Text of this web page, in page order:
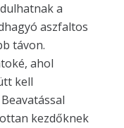
a
aszfaltos
távon.
ahol
kell
kezdőknek